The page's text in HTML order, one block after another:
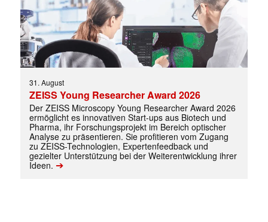
E-
Mail
(erforderlich)
31. August
ZEISS Young Researcher Award 2026
Der ZEISS Microscopy Young Researcher Award 2026
ermöglicht es innovativen Start-ups aus Biotech und
Pharma, ihr Forschungsprojekt im Bereich optischer
Analyse zu präsentieren. Sie profitieren vom Zugang
zu ZEISS-Technologien, Expertenfeedback und
gezielter Unterstützung bei der Weiterentwicklung ihrer
Ideen. ➔